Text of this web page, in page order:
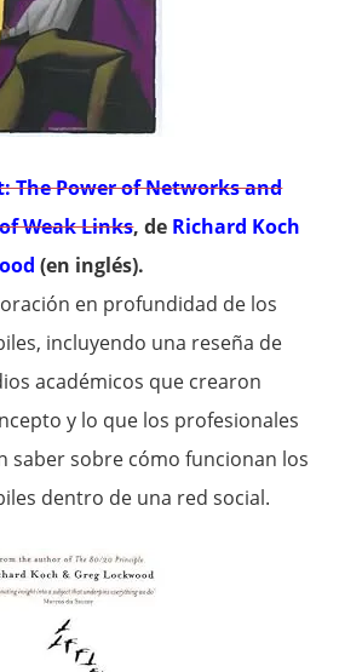
The Power of Networks and
Weak Links, de Richard Koch
(en inglés).
en profundidad de los
incluyendo una reseña de
académicos que crearon
y lo que los profesionales
saber sobre cómo funcionan los
dentro de una red social.